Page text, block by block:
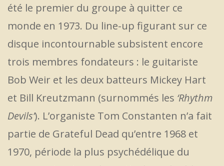
été le premier du groupe à quitter ce
monde en 1973. Du line-up figurant sur ce
disque incontournable subsistent encore
trois membres fondateurs : le guitariste
Bob Weir et les deux batteurs Mickey Hart
et Bill Kreutzmann (surnommés les ‘Rhythm
Devils’). L’organiste Tom Constanten n’a fait
partie de Grateful Dead qu’entre 1968 et
1970, période la plus psychédélique du